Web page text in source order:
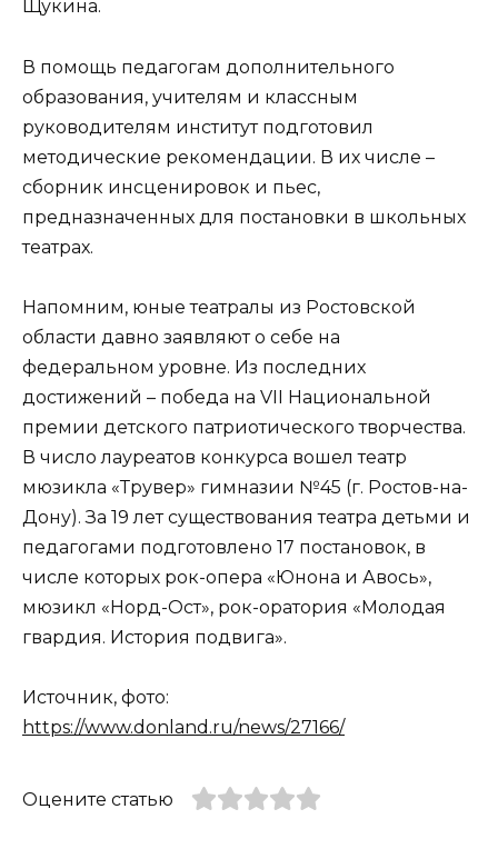
Щукина.
В помощь педагогам дополнительного
образования, учителям и классным
руководителям институт подготовил
методические рекомендации. В их числе –
сборник инсценировок и пьес,
предназначенных для постановки в школьных
театрах.
Напомним, юные театралы из Ростовской
области давно заявляют о себе на
федеральном уровне. Из последних
достижений – победа на VII Национальной
премии детского патриотического творчества.
В число лауреатов конкурса вошел театр
мюзикла «Трувер» гимназии №45 (г. Ростов-на-
Дону). За 19 лет существования театра детьми и
педагогами подготовлено 17 постановок, в
числе которых рок-опера «Юнона и Авось»,
мюзикл «Норд-Ост», рок-оратория «Молодая
гвардия. История подвига».
Источник, фото:
https://www.donland.ru/news/27166/
Оцените статью